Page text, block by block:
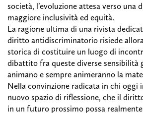
società, l’evoluzione attesa verso una
maggiore inclusività ed equità.
La ragione ultima di una rivista
diritto antidiscriminatorio risiede
storica di costituire un luogo di
dibattito fra queste diverse sensibilità
animano e sempre animeranno la
Nella convinzione radicata in chi oggi
nuovo spazio di riflessione, che il
in un futuro prossimo possa